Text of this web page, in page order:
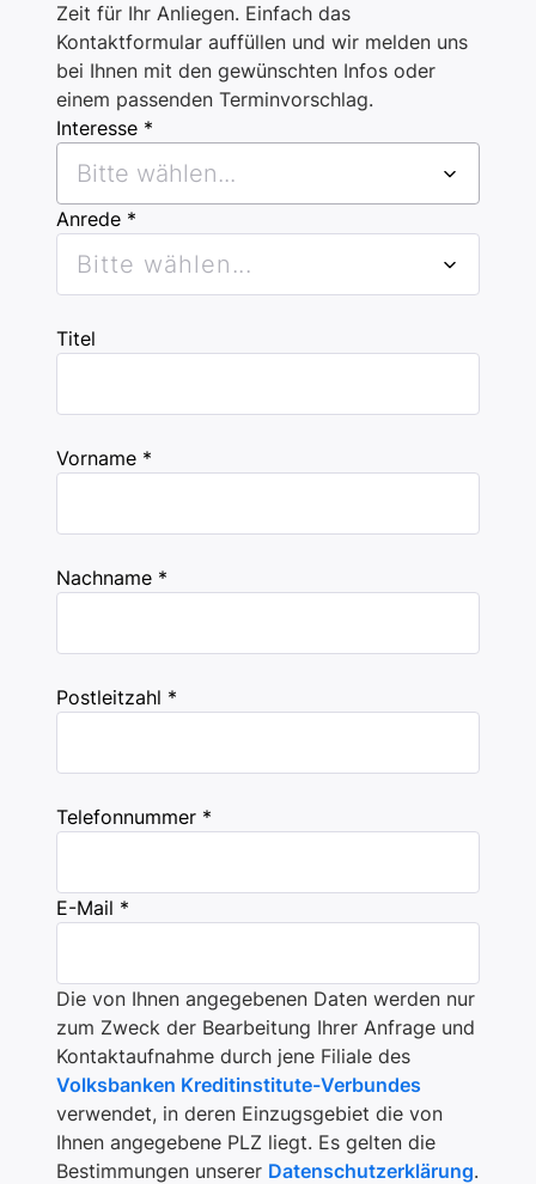
Zeit für Ihr Anliegen. Einfach das
Kontaktformular auffüllen und wir melden uns
bei Ihnen mit den gewünschten Infos oder
einem passenden Terminvorschlag.
Interesse *
Bitte wählen...
Anrede *
Bitte wählen...
Titel
Vorname *
Nachname *
Postleitzahl *
Telefonnummer *
E-Mail *
Die von Ihnen angegebenen Daten werden nur
zum Zweck der Bearbeitung Ihrer Anfrage und
Kontaktaufnahme durch jene Filiale des
Volksbanken Kreditinstitute-Verbundes
verwendet, in deren Einzugsgebiet die von
Ihnen angegebene PLZ liegt. Es gelten die
Bestimmungen unserer Datenschutzerklärung.